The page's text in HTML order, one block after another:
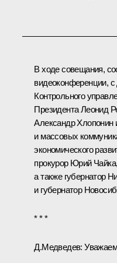
В ходе совещания,
видеоконференции,
Контрольного
Президента Леонид
Александр Хлопонин
и массовых
экономического
прокурор Юрий
а также губернатор
и губернатор
* * *
Д.Медведев: